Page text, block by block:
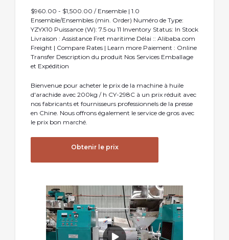
$960.00 - $1,500.00 / Ensemble | 1.0
Ensemble/Ensembles (min. Order) Numéro de Type:
YZYX10 Puissance (W): 7.5 ou 11 Inventory Status: In Stock
Livraison : Assistance Fret maritime Délai :: Alibaba.com
Freight | Compare Rates | Learn more Paiement : Online
Transfer Description du produit Nos Services Emballage
et Expédition
Bienvenue pour acheter le prix de la machine à huile
d'arachide avec 200kg / h CY-298C à un prix réduit avec
nos fabricants et fournisseurs professionnels de la presse
en Chine. Nous offrons également le service de gros avec
le prix bon marché.
Obtenir le prix